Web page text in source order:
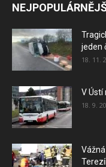
jeden
18. 11.
V Ústí
18. 9.